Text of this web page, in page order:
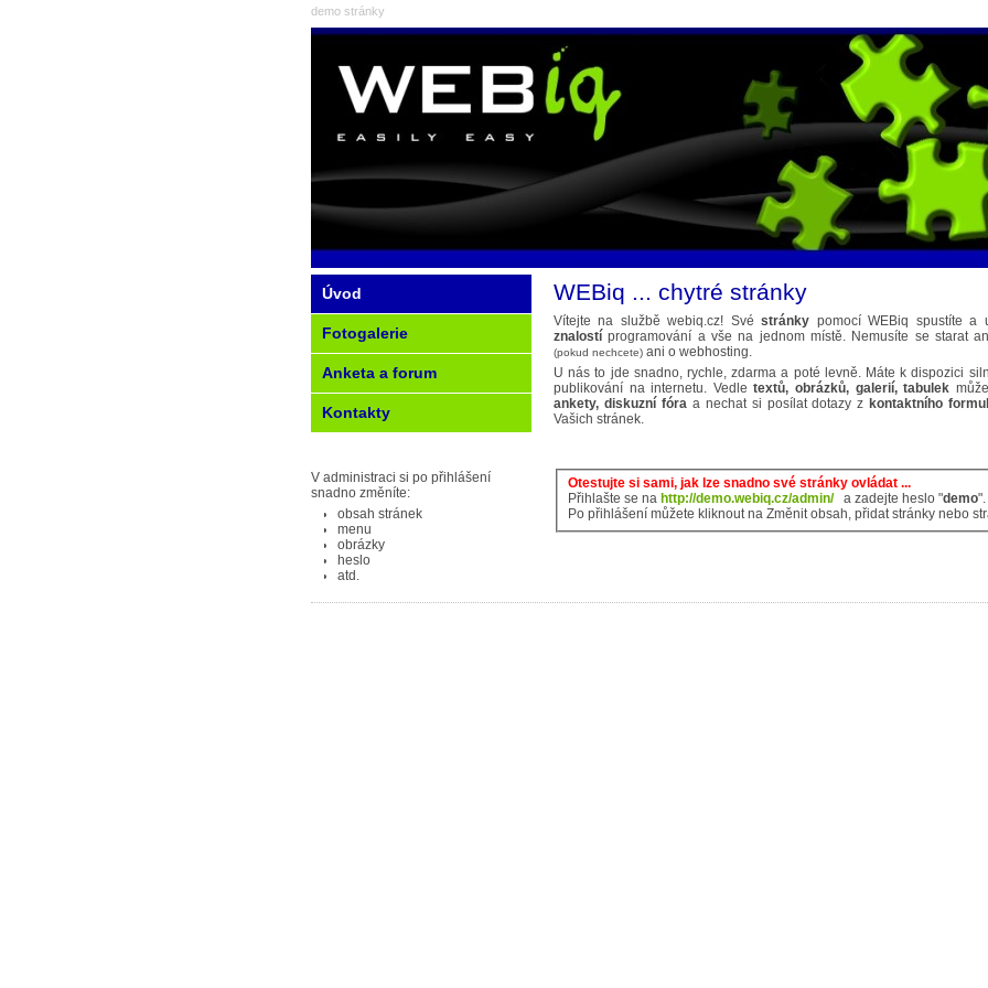
demo stránky
WEBiq ... chytré stránky
Vítejte na službě webiq.cz! Svéstránky pomocí WEBiq spustíte a
znalostí programování a vše na jednom místě. Nemusíte se starat
(pokud nechcete) ani o webhosting.
U nás to jde snadno, rychle, zdarma a poté levně. Máte k dispozici
publikování na internetu. Vedletextů, obrázků, galerií, tabulek
ankety, diskuzní fóraa nechat si posílat dotazy z kontaktního
Vašich stránek.
Otestujte si sami, jak lze snadno své stránky ovládat ...
Přihlašte se na http://demo.webiq.cz/admin/ a zadejte heslo "demo".
Po
Úvod
Fotogalerie
Anketa a forum
Kontakty
V administraci si po přihlášení
snadno změníte:
obsah stránek
menu
obrázky
heslo
atd.